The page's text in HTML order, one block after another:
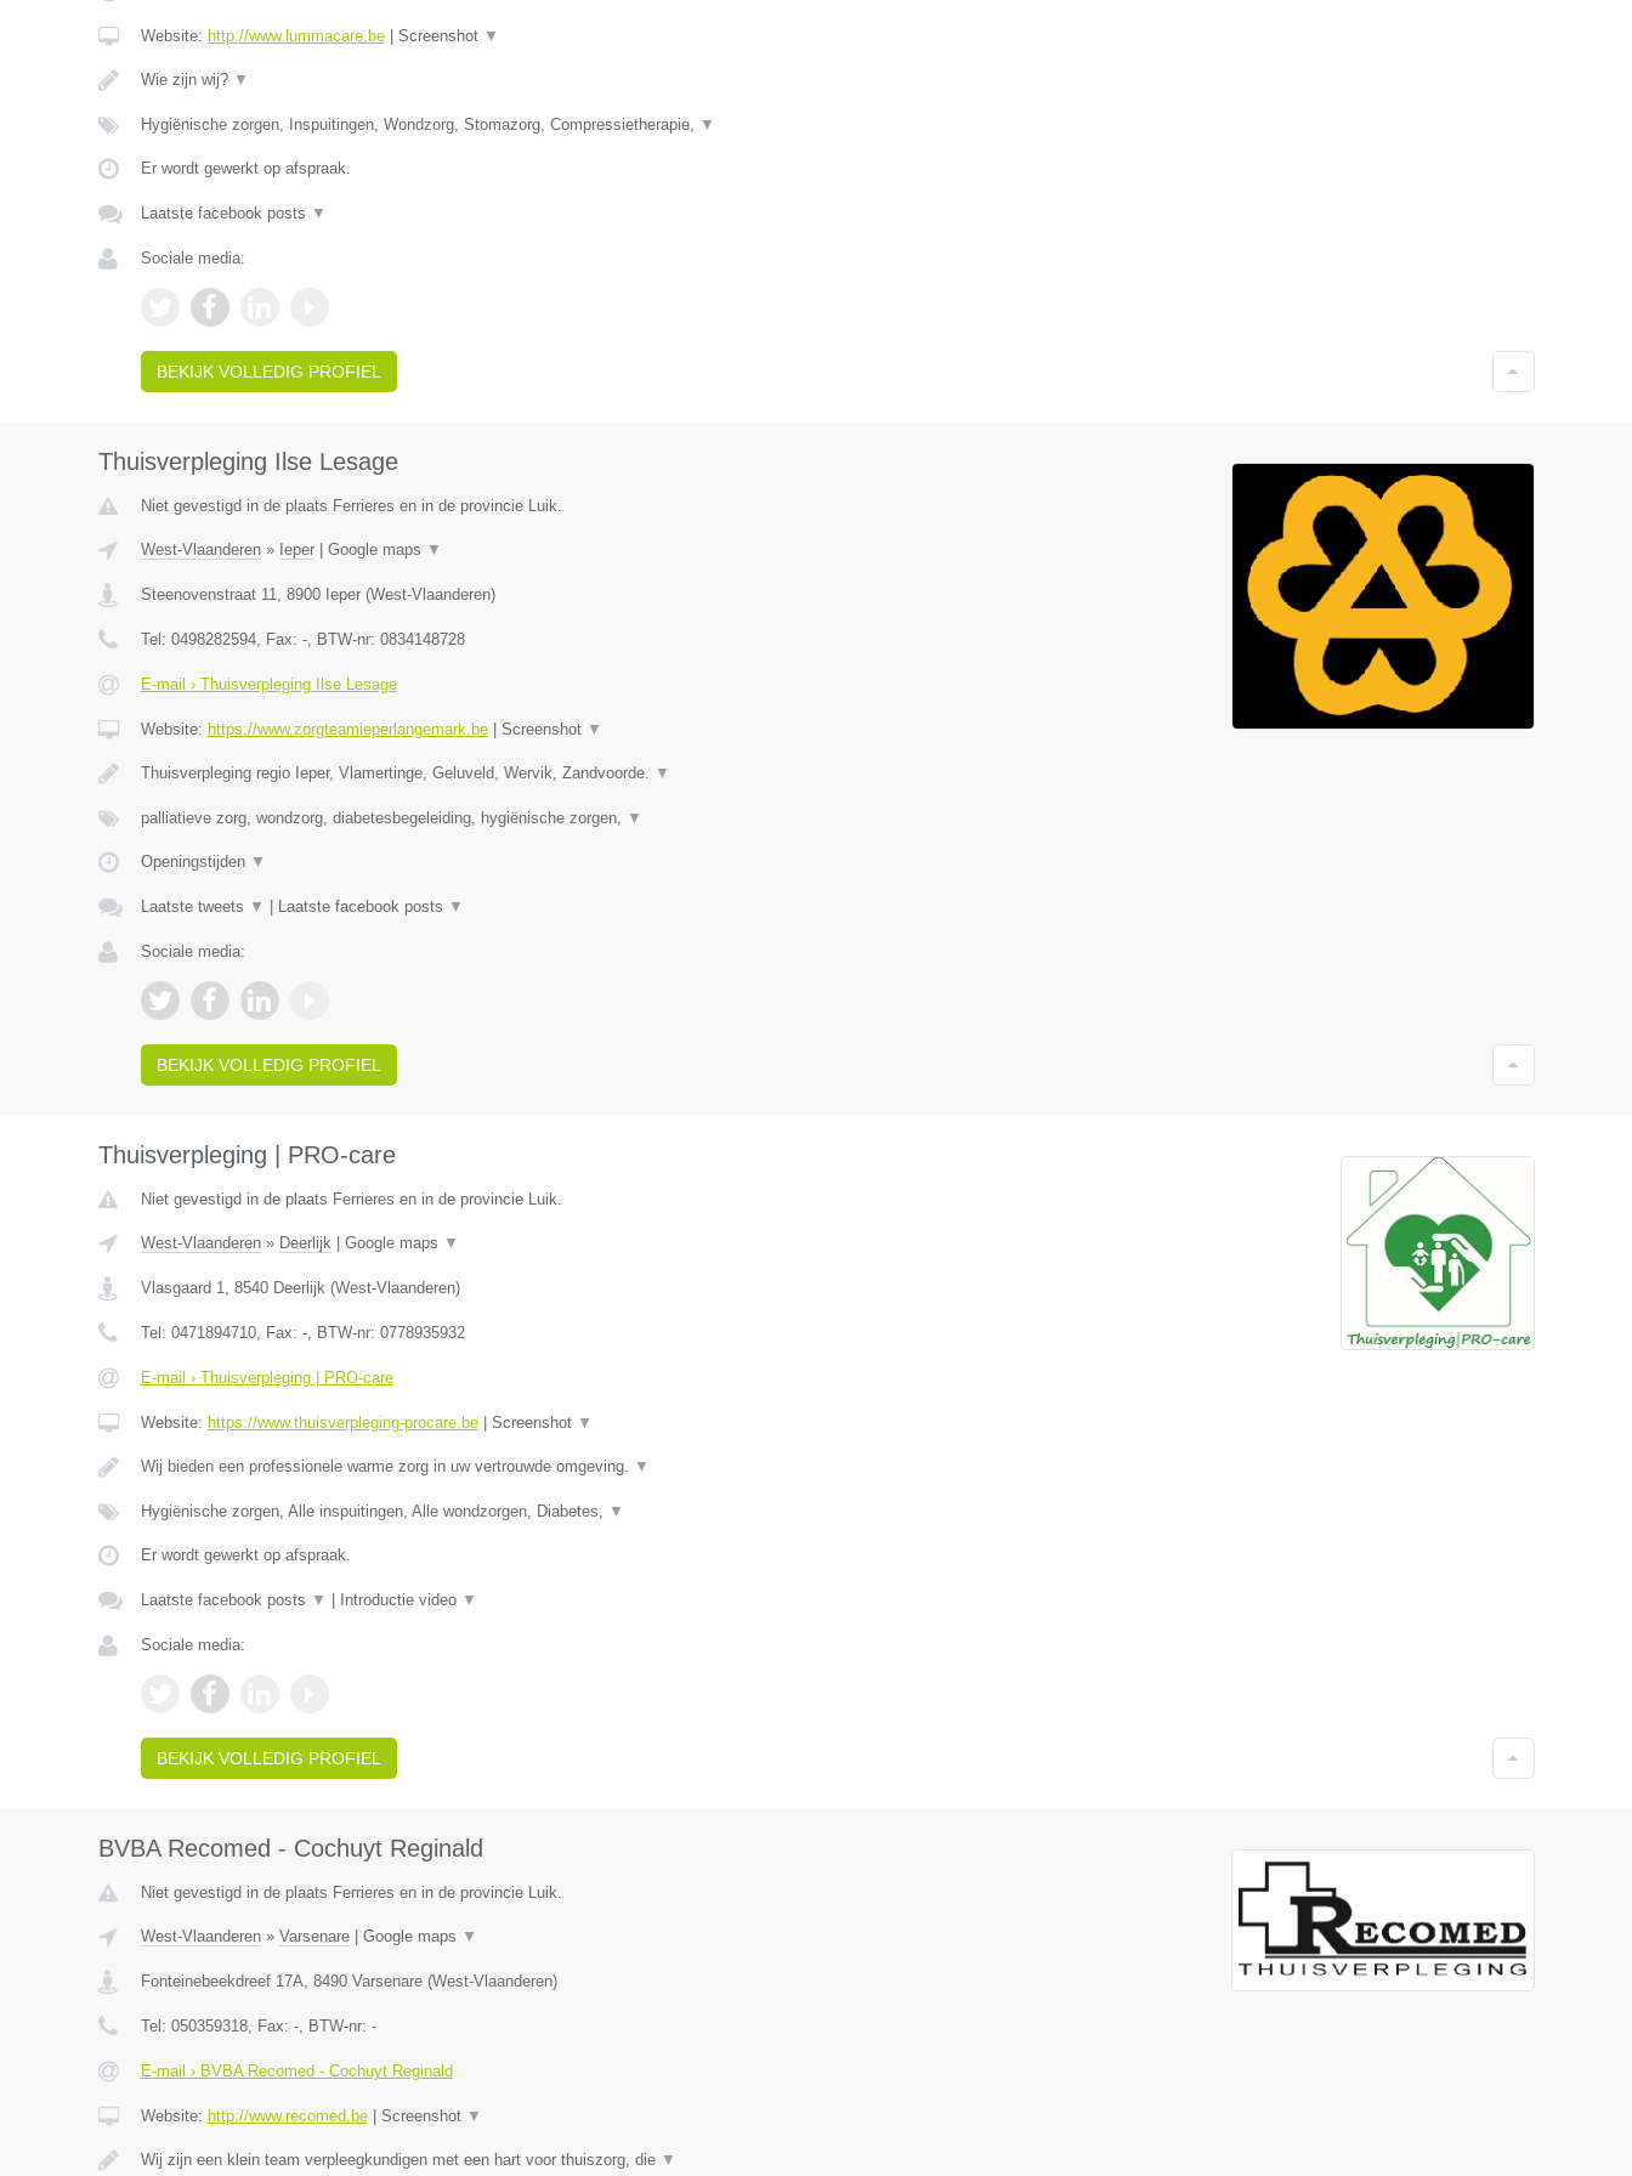
Website: http://www.lummacare.be| Screenshot ▼
Wie zijn wij? ▼
Hygiënische zorgen, Inspuitingen, Wondzorg, Stomazorg, Compressietherapie, ▼
Er wordt gewerkt op afspraak.
Laatste facebook posts ▼
Sociale media:
BEKIJK VOLLEDIG PROFIEL
Thuisverpleging Ilse Lesage
Niet gevestigd in de plaats Ferrieres en in de provincie Luik.
West-Vlaanderen» Ieper| Google maps ▼
Steenovenstraat 11, 8900 Ieper(West-Vlaanderen)
Tel: 0498282594, Fax: -, BTW-nr: 0834148728
E-mail › Thuisverpleging Ilse Lesage
Website: https://www.zorgteamieperlangemark.be| Screenshot ▼
Thuisverpleging regio Ieper, Vlamertinge, Geluveld, Wervik, Zandvoorde. ▼
palliatieve zorg, wondzorg, diabetesbegeleiding, hygiënische zorgen, ▼
Openingstijden ▼
Laatste tweets ▼ Laatste facebook posts ▼
Sociale media:
BEKIJK VOLLEDIG PROFIEL
Thuisverpleging | PRO-care
Niet gevestigd in de plaats Ferrieres en in de provincie Luik.
West-Vlaanderen» Deerlijk| Google maps ▼
Vlasgaard 1, 8540 Deerlijk(West-Vlaanderen)
Tel: 0471894710, Fax: -, BTW-nr: 0778935932
E-mail › Thuisverpleging | PRO-care
Website: https://www.thuisverpleging-procare.be| Screenshot ▼
Wij bieden een professionele warme zorg in uw vertrouwde omgeving. ▼
Hygiënische zorgen, Alle inspuitingen, Alle wondzorgen, Diabetes, ▼
Er wordt gewerkt op afspraak.
Laatste facebook posts ▼ Introductie video ▼
Sociale media:
BEKIJK VOLLEDIG PROFIEL
BVBA Recomed - Cochuyt Reginald
Niet gevestigd in de plaats Ferrieres en in de provincie Luik.
West-Vlaanderen» Varsenare| Google maps ▼
Fonteinebeekdreef 17A, 8490 Varsenare(West-Vlaanderen)
Tel: 050359318, Fax: -, BTW-nr: -
E-mail › BVBA Recomed - Cochuyt Reginald
Website: http://www.recomed.be| Screenshot ▼
Wij zijn een klein team verpleegkundigen met een hart voor thuiszorg, die ▼